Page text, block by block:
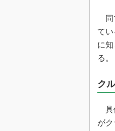
同
て
に
る。
ク
具
が